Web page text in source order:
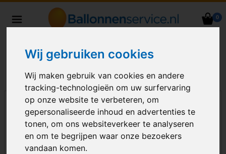
Wij gebruiken cookies
Wij maken gebruik van cookies en andere
tracking-technologieën om uw surfervaring
op onze website te verbeteren, om
gepersonaliseerde inhoud en advertenties te
tonen, om ons websiteverkeer te analyseren
en om te begrijpen waar onze bezoekers
vandaan komen.
0
Nederland